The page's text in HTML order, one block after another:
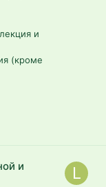
и
(кроме
и